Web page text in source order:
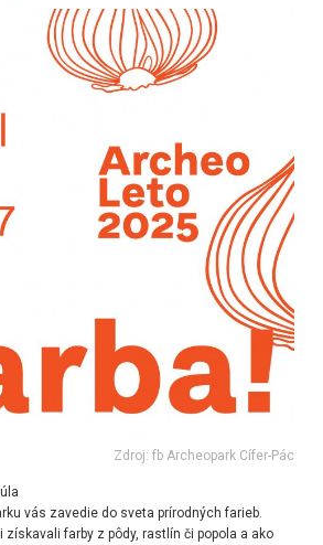
Zdroj: fb Archeopark Cífer-Pác
vás zavedie do sveta prírodných farieb.
farby z pôdy, rastlín či popola a ako